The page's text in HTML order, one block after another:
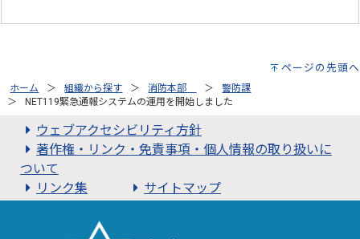
ページの先頭へ
ホーム 組織から探す 消防本部
警防課
NET119緊急通報システムの運用を開始しました
ウェブアクセシビリティ方針
著作権・リンク・免責事項・個人情報の取り扱いに
ついて
リンク集
サイトマップ